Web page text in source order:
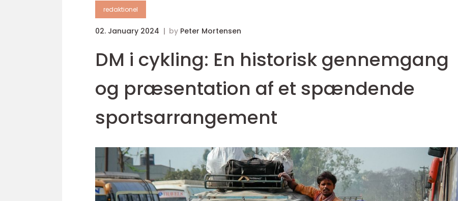
redaktionel
02. January 2024 by Peter Mortensen
DM i cykling: En historisk gennemgang
og præsentation af et spændende
sportsarrangement